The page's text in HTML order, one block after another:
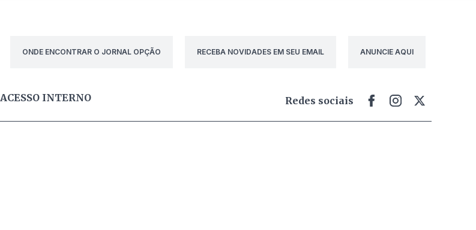
ONDE ENCONTRAR O JORNAL OPÇÃO
RECEBA NOVIDADES EM SEU EMAIL ANUNCIE AQUI
ACESSO INTERNO Redes sociais